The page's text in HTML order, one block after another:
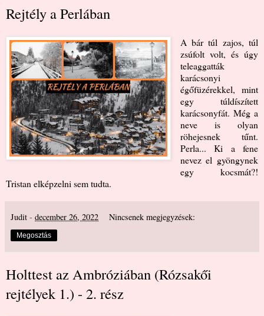
Rejtély a Perlában
A bár túl zajos, túl
zsúfolt volt, és úgy
teleaggatták
karácsonyi
égőfüzérekkel, mint
egy túldíszített
karácsonyfát. Még a
neve is olyan
röhejesnek tűnt.
Perla... Ki a fene
nevez el gyöngynek
egy kocsmát?!
Tristan elképzelni sem tudta.
Judit - december 26, 2022 Nincsenek megjegyzések:
Megosztás
Holttest az Ambróziában (Rózsakői
rejtélyek 1.) - 2. rész